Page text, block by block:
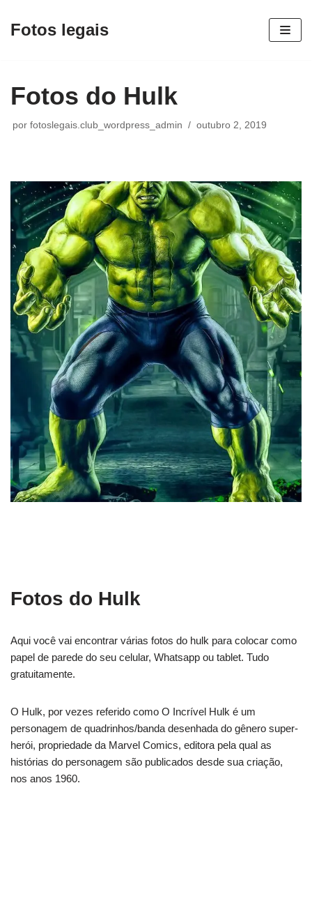
Pular
conteúdo
Fotos legais
Fotos do Hulk
por fotoslegais.club_wordpress_admin outubro 2, 2019
Fotos do Hulk
Aqui você vai encontrar várias fotos do hulk para colocar como
papel de parede do seu celular, Whatsapp ou tablet. Tudo
gratuitamente.
O Hulk, por vezes referido como O Incrível Hulk é um
personagem de quadrinhos/banda desenhada do gênero super-
herói, propriedade da Marvel Comics, editora pela qual as
histórias do personagem são publicados desde sua criação,
nos anos 1960.